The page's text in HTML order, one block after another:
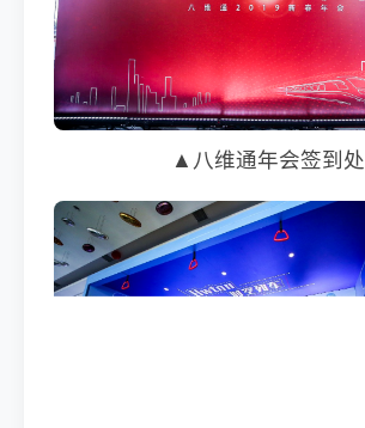
▲八维通年会签到处